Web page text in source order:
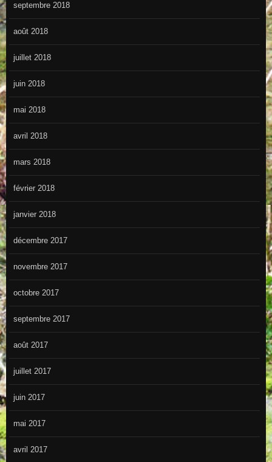
septembre 2018
août 2018
juillet 2018
juin 2018
mai 2018
avril 2018
mars 2018
février 2018
janvier 2018
décembre 2017
novembre 2017
octobre 2017
septembre 2017
août 2017
juillet 2017
juin 2017
mai 2017
avril 2017